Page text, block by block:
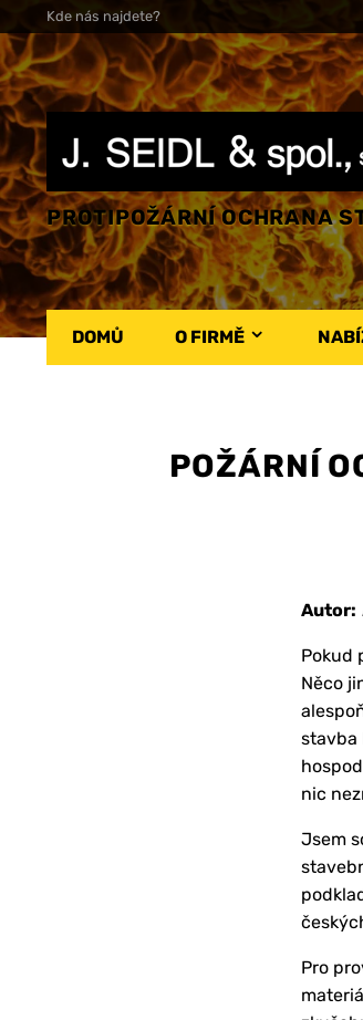
Kde nás najdete?
PROTIPOŽÁRNÍ OCHRANA
DOMŮ O FIRMĚ
POŽÁRNÍ
Autor:
Pokud
Něco
stavba
nic
Jsem
Pro